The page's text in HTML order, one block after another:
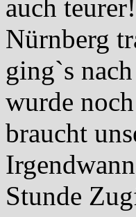
auch
Nürnberg
ging`s
wurde
braucht
Stunde